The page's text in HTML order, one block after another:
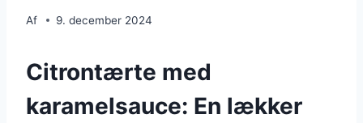
Af 9. december 2024
Citrontærte med
karamelsauce: En lækker